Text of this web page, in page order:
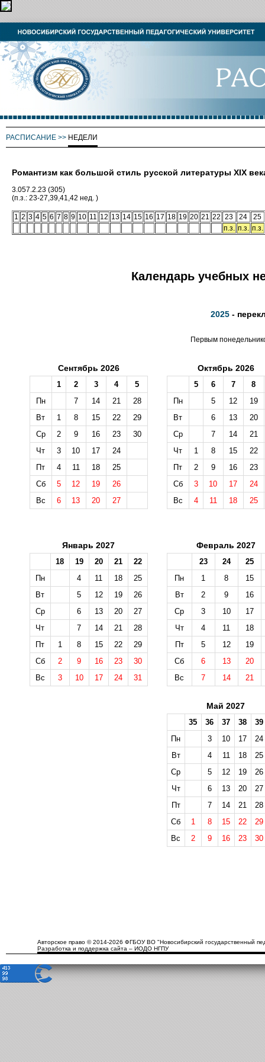
РАСПИСАНИЕ >> НЕДЕЛИ
Романтизм как большой стиль русской литературы XIX
3.057.2.23 (305)
(п.з.: 23-27,39,41,42 нед. )
1 2 3 4 5 6 7 8 9 10 11 12 13 14 15 16 17 18 19 20 21 22 23 24
25
п.з. п.з. п.з.
Календарь учебных
2025 -
Первым
Сентябрь 2026
1 2 3 4
5
Пн
7 14 21
28
Вт
1 8 15 22
29
Ср
2 9 16 23
30
Чт
3 10 17
24
Пт
4 11 18
25
Сб
5 12 19
26
Вс
6 13 20 27
Октябрь 2026
5 6 7
8
Пн
5 12
19
Вт
6 13
20
Ср
7 14
21
Чт
1 8 15
22
Пт
2 9 16
23
Сб
3 10 17
24
Вс
4 11 18 25
Январь 2027
18 19 20 21
22
Пн
4 11 18
25
Вт
5 12 19
26
Ср
6 13 20
27
Чт
7 14 21
28
Пт
1 8 15 22
29
Сб
2 9 16 23
30
Вс
3 10 17 24 31
Февраль 2027
23 24
25
Пн
1 8
15
Вт
2 9
16
Ср
3 10
17
Чт
4 11
18
Пт
5 12
19
Сб
6 13
20
Вс
7 14 21
Май 2027
35 36 37 38
39
Пн
3 10 17
24
Вт
4 11 18
25
Ср
5 12 19
26
Чт
6 13 20
27
Пт
7 14 21
28
Сб
1 8 15 22
29
Вс
2 9 16 23 30
Авторское право © 2014-2026 ФГБОУ ВО "Новосибирский государственный
Разработка и поддержка сайта – ИОДО НГПУ